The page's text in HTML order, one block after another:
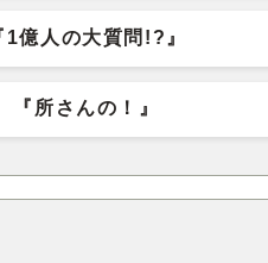
1億人の大質問!?』
『所さんの！』